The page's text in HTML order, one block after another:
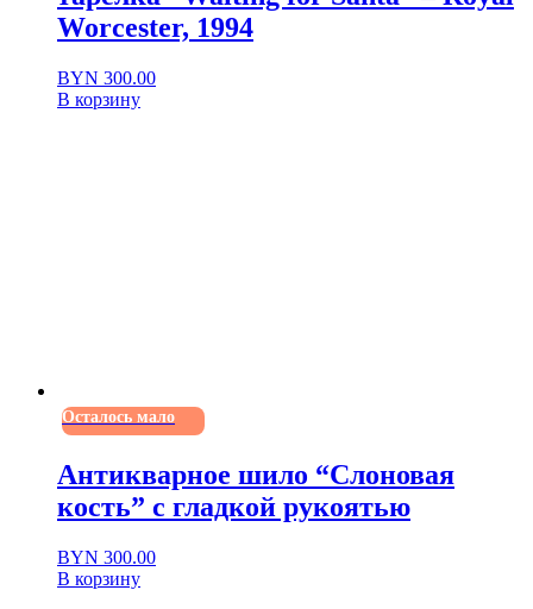
Worcester, 1994
BYN 300.00
В корзину
Осталось мало
Антикварное шило “Слоновая
кость” с гладкой рукоятью
BYN 300.00
В корзину